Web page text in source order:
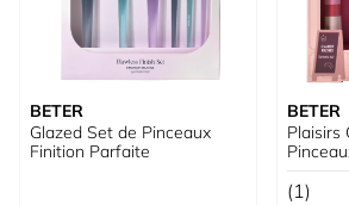
BETER
Glazed Set de Pinceaux
Finition Parfaite
BETER
Plaisirs
(1)